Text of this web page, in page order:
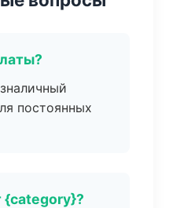
постоянных
{category}?